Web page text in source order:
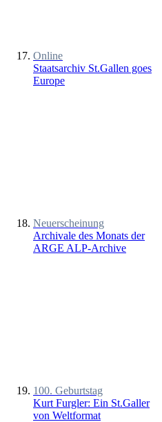
Online
Staatsarchiv St.Gallen goes
Europe
Neuerscheinung
Archivale des Monats der
ARGE ALP-Archive
100. Geburtstag
Kurt Furgler: Ein St.Galler
von Weltformat